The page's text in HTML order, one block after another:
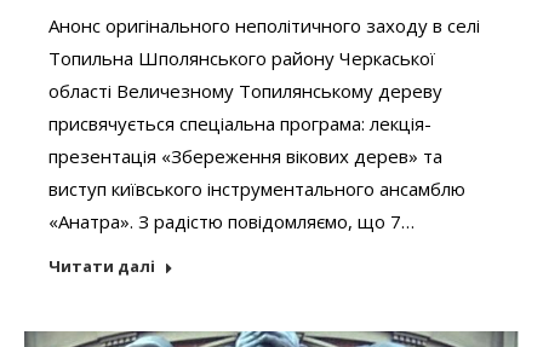
Анонс оригінального неполітичного заходу в селі
Топильна Шполянського району Черкаської
області Величезному Топилянському дереву
присвячується спеціальна програма: лекція-
презентація «Збереження вікових дерев» та
виступ київського інструментального ансамблю
«Анатра». З радістю повідомляємо, що 7…
Читати далі